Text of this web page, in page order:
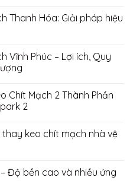
Thanh Hóa: Giải pháp hiệu
Vĩnh Phúc – Lợi ích, Quy
Chít Mạch 2 Thành Phần
2
keo chít mạch nhà vệ
Độ bền cao và nhiều ứng